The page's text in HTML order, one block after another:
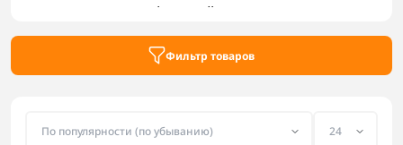
цветах и оснащены функцией автоматического пролета
JJRC можно в интернет-магазине Flash Army.
Фильтр товаров